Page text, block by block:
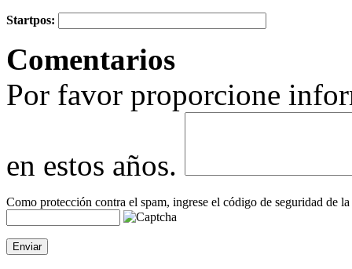
−
Startpos:
Comentarios
Por favor proporcione
en estos años.
Como protección contra el spam, ingrese el código de seguridad de